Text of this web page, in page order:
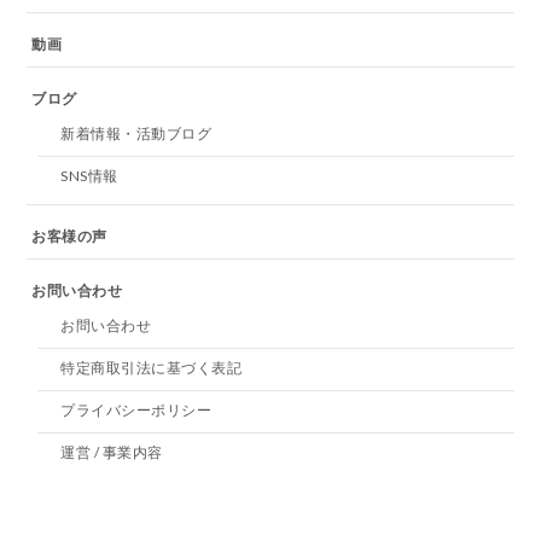
動画
ブログ
新着情報・活動ブログ
SNS情報
お客様の声
お問い合わせ
お問い合わせ
特定商取引法に基づく表記
プライバシーポリシー
運営 / 事業内容